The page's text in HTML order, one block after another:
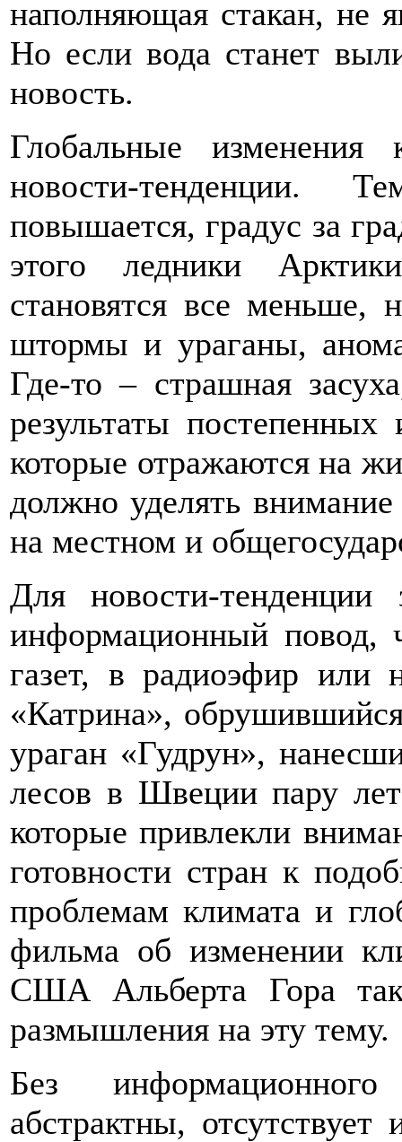
наполняющая стакан, не
Но если вода станет
новость.
Глобальные
новости-тенденции.
повышается, градус за
этого ледники
становятся все меньше,
штормы и ураганы,
Где-то – страшная
результаты
которые отражаются на
должно уделять
на местном и
Для новости-тенденции
информационный повод,
газет, в радиоэфир или
«Катрина»,
ураган «Гудрун»,
лесов в Швеции пару
которые привлекли
готовности стран к
проблемам климата и
фильма об изменении
США Альберта Гора
размышления на эту тему.
Без
абстрактны,